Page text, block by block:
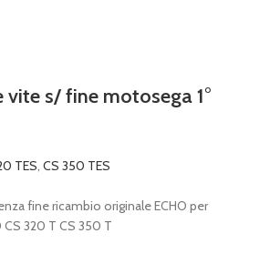
vite s/ fine motosega 1°
TES, CS 350 TES
fine ricambio originale ECHO per
320 T CS 350 T